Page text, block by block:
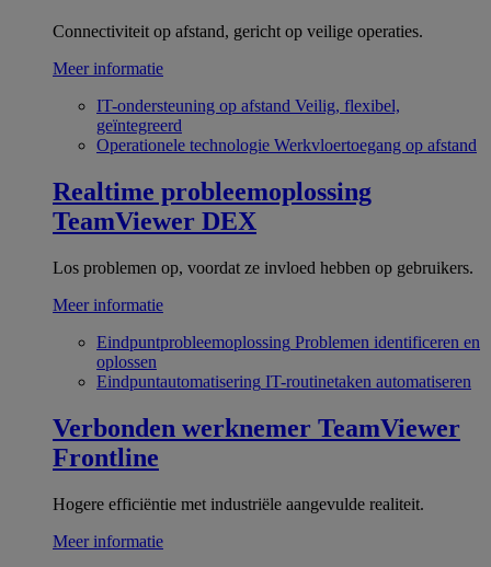
Connectiviteit op afstand, gericht op veilige operaties.
Meer informatie
IT-ondersteuning op afstand Veilig, flexibel,
geïntegreerd
Operationele technologie Werkvloertoegang op afstand
Realtime probleemoplossing
TeamViewer DEX
Los problemen op, voordat ze invloed hebben op gebruikers.
Meer informatie
Eindpuntprobleemoplossing Problemen identificeren en
oplossen
Eindpuntautomatisering IT-routinetaken automatiseren
Verbonden werknemer TeamViewer
Frontline
Hogere efficiëntie met industriële aangevulde realiteit.
Meer informatie